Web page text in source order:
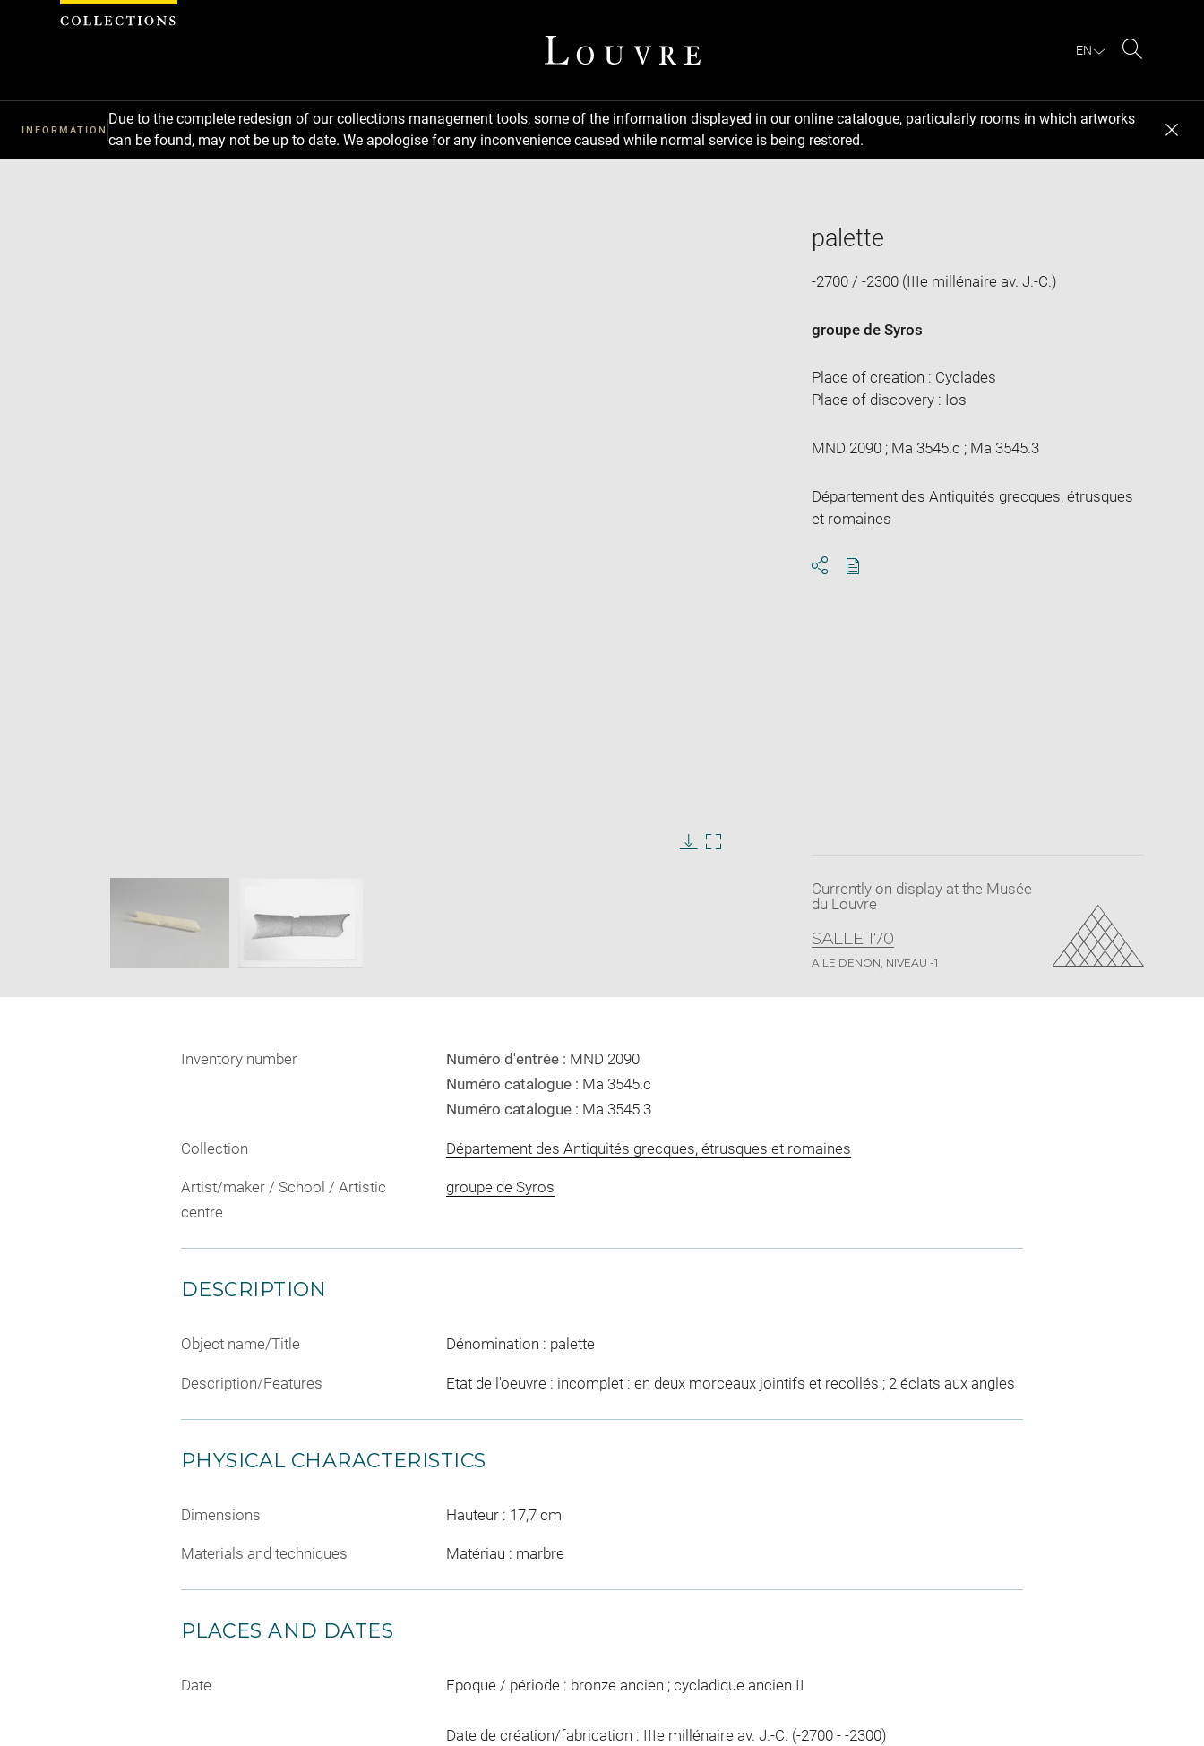
EN
INFORMATION
Due to the complete redesign of our collections management tools, some of the information displayed in our online catalogue, particularly rooms in which artworks
can be found, may not be up to date. We apologise for any inconvenience caused while normal service is being restored.
palette
-2700 / -2300 (IIIe millénaire av. J.-C.)
groupe de Syros
Place of creation : Cyclades
Place of discovery : Ios
MND 2090 ; Ma 3545.c ; Ma 3545.3
Département des Antiquités grecques, étrusques
et romaines
Currently on display at the Musée
du Louvre
SALLE 170
AILE DENON, NIVEAU -1
Inventory number Numéro d'entrée : MND 2090
Numéro catalogue : Ma 3545.c
Numéro catalogue : Ma 3545.3
Collection Département des Antiquités grecques, étrusques et romaines
Artist/maker / School / Artistic
centre
groupe de Syros
DESCRIPTION
Object name/Title Dénomination : palette
Description/Features Etat de l'oeuvre : incomplet : en deux morceaux jointifs et recollés ; 2 éclats aux angles
PHYSICAL CHARACTERISTICS
Dimensions Hauteur : 17,7 cm
Materials and techniques Matériau : marbre
PLACES AND DATES
Date Epoque / période : bronze ancien ; cycladique ancien II
Date de création/fabrication : IIIe millénaire av. J.-C. (-2700 - -2300)
Cookies management panel